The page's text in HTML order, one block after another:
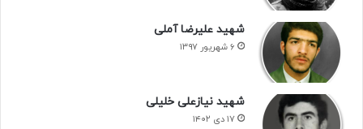
شهید علیرضا آملی
۶ شهریور ۱۳۹۷
شهید نیازعلی خلیلی
۱۷ دی ۱۴۰۲